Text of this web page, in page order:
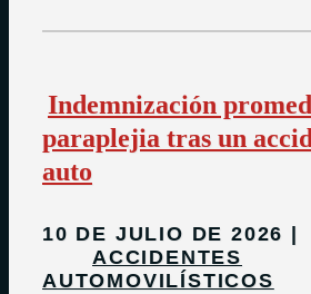
Indemnización
paraplejia tras un
auto
10 DE JULIO DE 2026
ACCIDENTES
AUTOMOVILÍSTICOS